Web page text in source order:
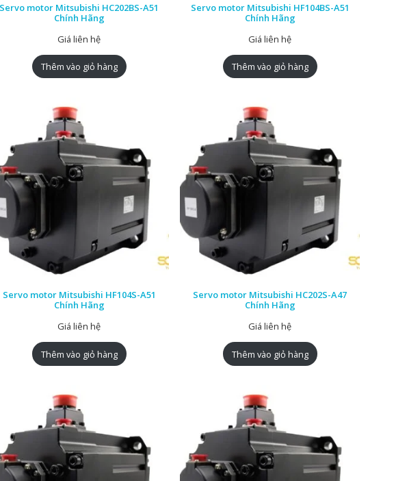
Servo motor Mitsubishi HC202BS-A51
Chính Hãng
Giá liên hệ
Thêm vào giỏ hàng
Servo motor Mitsubishi HF104BS-A51
Chính Hãng
Giá liên hệ
Thêm vào giỏ hàng
Servo motor Mitsubishi HF104S-A51
Chính Hãng
Giá liên hệ
Thêm vào giỏ hàng
Servo motor Mitsubishi HC202S-A47
Chính Hãng
Giá liên hệ
Thêm vào giỏ hàng